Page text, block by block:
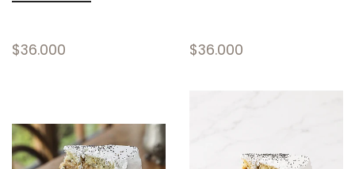
$36.000 $36.000